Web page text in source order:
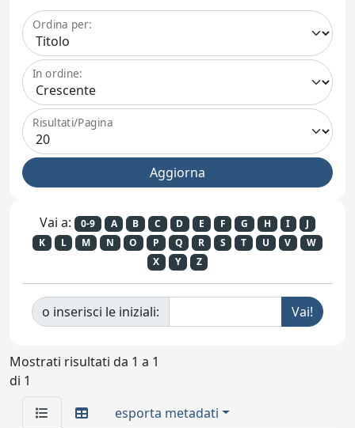
Ordina per:
In ordine:
Risultati/Pagina
Vai a: 0-9 A B C D E F G H I
J
K
L M N O P Q R S T U V
W
X
Y Z
o inserisci le iniziali:
Mostrati risultati da 1 a 1
di 1
esporta metadati